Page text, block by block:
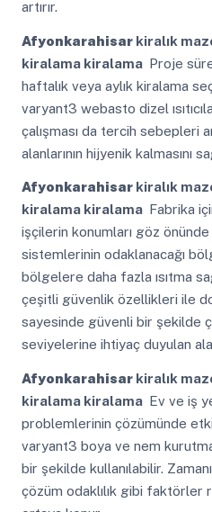
artırır.
Afyonkarahisarkiralık
kiralama kiralama Proje
haftalık veya aylık kiralama
varyant3 webasto dizel
çalışması da tercih sebepleri
alanlarının hijyenik kalmasını
Afyonkarahisarkiralık
kiralama kiralama Fabrika
işçilerin konumları göz önünde
sistemlerinin odaklanacağı
bölgelere daha fazla ısıtma
çeşitli güvenlik özellikleri ile
sayesinde güvenli bir şekilde
seviyelerine ihtiyaç duyulan
Afyonkarahisarkiralık
kiralama kiralama Ev ve iş
problemlerinin çözümünde
varyant3 boya ve nem
bir şekilde kullanılabilir.
çözüm odaklılık gibi